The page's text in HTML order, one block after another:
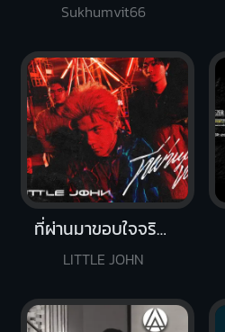
Sukhumvit66
ที่ผ่านมาขอบใจจริงๆ
LITTLE JOHN